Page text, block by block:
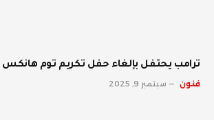
ترامب يحتفل بإلغاء حفل تكريم توم هانكس
فنون سبتمبر 9, 2025